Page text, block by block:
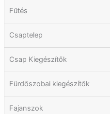
Fűtés
Csaptelep
Csap Kiegészítők
Fürdőszobai kiegészítők
Fajanszok